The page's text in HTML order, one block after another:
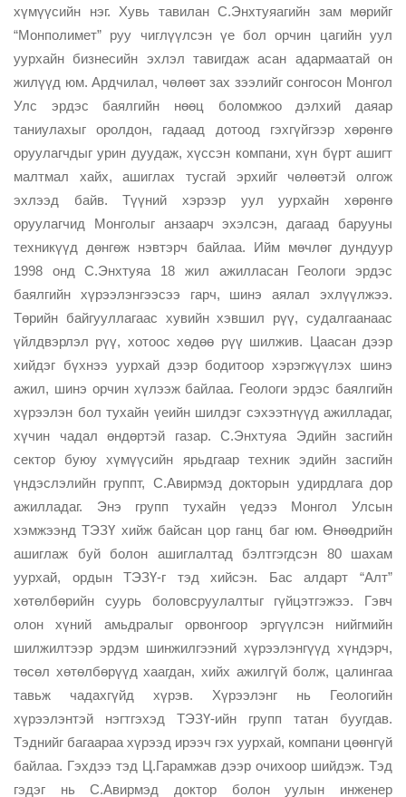
хүмүүсийн нэг. Хувь тавилан С.Энхтуяагийн зам мөрийг
“Монполимет” руу чиглүүлсэн үе бол орчин цагийн уул
уурхайн бизнесийн эхлэл тавигдаж асан адармаатай он
жилүүд юм. Ардчилал, чөлөөт зах зээлийг сонгосон Монгол
Улс эрдэс баялгийн нөөц боломжоо дэлхий даяар
таниулахыг оролдон, гадаад дотоод гэхгүйгээр хөрөнгө
оруулагчдыг урин дуудаж, хүссэн компани, хүн бүрт ашигт
малтмал хайх, ашиглах тусгай эрхийг чөлөөтэй олгож
эхлээд байв. Түүний хэрээр уул уурхайн хөрөнгө
оруулагчид Монголыг анзаарч эхэлсэн, дагаад барууны
техникүүд дөнгөж нэвтэрч байлаа. Ийм мөчлөг дундуур
1998 онд С.Энхтуяа 18 жил ажилласан Геологи эрдэс
баялгийн хүрээлэнгээсээ гарч, шинэ аялал эхлүүлжээ.
Төрийн байгууллагаас хувийн хэвшил рүү, судалгаанаас
үйлдвэрлэл рүү, хотоос хөдөө рүү шилжив. Цаасан дээр
хийдэг бүхнээ уурхай дээр бодитоор хэрэгжүүлэх шинэ
ажил, шинэ орчин хүлээж байлаа. Геологи эрдэс баялгийн
хүрээлэн бол тухайн үеийн шилдэг сэхээтнүүд ажилладаг,
хүчин чадал өндөртэй газар. С.Энхтуяа Эдийн засгийн
сектор буюу хүмүүсийн ярьдгаар техник эдийн засгийн
үндэслэлийн группт, С.Авирмэд докторын удирдлага дор
ажилладаг. Энэ групп тухайн үедээ Монгол Улсын
хэмжээнд ТЭЗҮ хийж байсан цор ганц баг юм. Өнөөдрийн
ашиглаж буй болон ашиглалтад бэлтгэгдсэн 80 шахам
уурхай, ордын ТЭЗҮ-г тэд хийсэн. Бас алдарт “Алт”
хөтөлбөрийн суурь боловсруулалтыг гүйцэтгэжээ. Гэвч
олон хүний амьдралыг орвонгоор эргүүлсэн нийгмийн
шилжилтээр эрдэм шинжилгээний хүрээлэнгүүд хүндэрч,
төсөл хөтөлбөрүүд хаагдан, хийх ажилгүй болж, цалингаа
тавьж чадахгүйд хүрэв. Хүрээлэнг нь Геологийн
хүрээлэнтэй нэгтгэхэд ТЭЗҮ-ийн групп татан буугдав.
Тэднийг багаараа хүрээд ирээч гэх уурхай, компани цөөнгүй
байлаа. Гэхдээ тэд Ц.Гарамжав дээр очихоор шийдэж. Тэд
гэдэг нь С.Авирмэд доктор болон уулын инженер